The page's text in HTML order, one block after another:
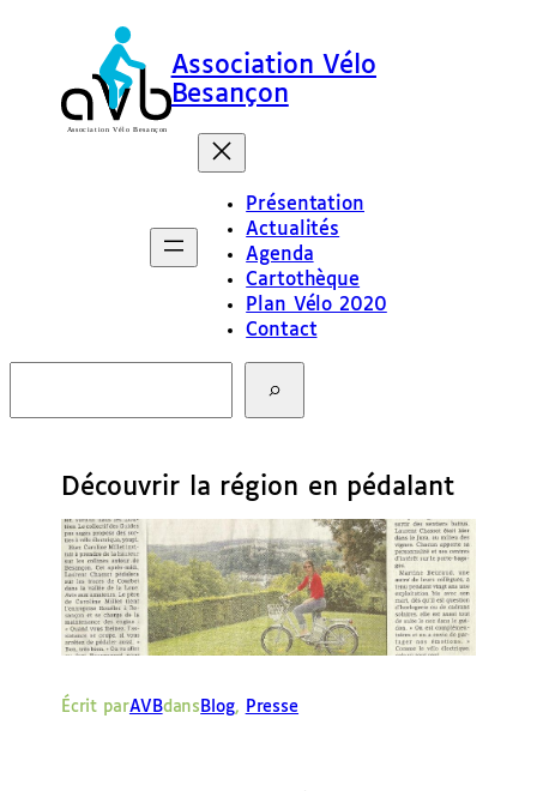
Association Vélo
Besançon
Présentation
Actualités
Agenda
Cartothèque
Plan Vélo 2020
Contact
c
Découvrir la région en pédalant
Écrit parAVBdans Blog, Presse